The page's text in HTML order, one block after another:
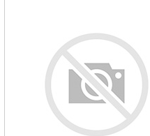
Oukitel
Kablovi i
Alati i
Printeri i